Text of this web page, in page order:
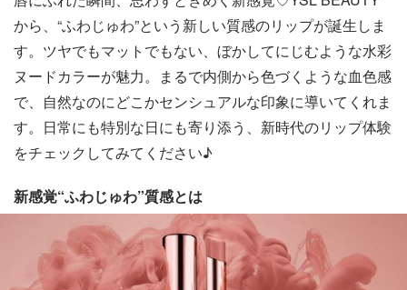
から、“ふわじゅわ”という新しい質感のリップが誕生しま
す。ツヤでもマットでもない、ぼかしてにじむような水彩
ヌードカラーが魅力。まるで内側から色づくような血色感
で、自然なのにどこかセンシュアルな印象に導いてくれま
す。日常にも特別な日にも寄り添う、新時代のリップ体験
をチェックしてみてください♪
新感覚“ふわじゅわ”質感とは